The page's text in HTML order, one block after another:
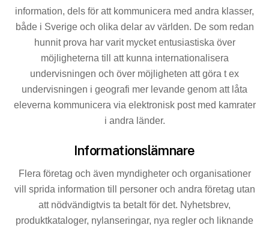
information, dels för att kommunicera med andra klasser,
både i Sverige och olika delar av världen. De som redan
hunnit prova har varit mycket entusiastiska över
möjligheterna till att kunna internationalisera
undervisningen och över möj­ligheten att göra t ex
undervisningen i geografi mer levande genom att låta
eleverna kommunicera via elektronisk post med kamrater
i andra länder.
Informationslämnare
Flera företag och även myndigheter och organisationer
vill sprida information till personer och andra företag utan
att nödvändigtvis ta betalt för det. Nyhetsbrev,
produktkata­loger, nylanseringar, nya regler och liknande